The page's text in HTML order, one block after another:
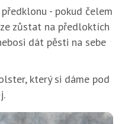
- pokud čelem
zůstat na předloktích
dát pěsti na sebe
který si dáme pod